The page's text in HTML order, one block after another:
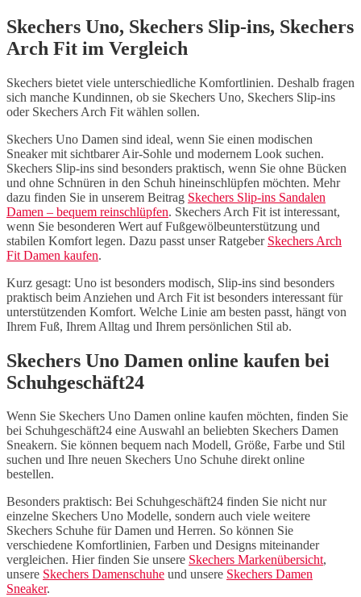
Skechers Uno, Skechers Slip-ins, Skechers
Arch Fit im Vergleich
Skechers bietet viele unterschiedliche Komfortlinien. Deshalb fragen
sich manche Kundinnen, ob sie Skechers Uno, Skechers Slip-ins
oder Skechers Arch Fit wählen sollen.
Skechers Uno Damen sind ideal, wenn Sie einen modischen
Sneaker mit sichtbarer Air-Sohle und modernem Look suchen.
Skechers Slip-ins sind besonders praktisch, wenn Sie ohne Bücken
und ohne Schnüren in den Schuh hineinschlüpfen möchten. Mehr
dazu finden Sie in unserem Beitrag Skechers Slip-ins Sandalen
Damen – bequem reinschlüpfen. Skechers Arch Fit ist interessant,
wenn Sie besonderen Wert auf Fußgewölbeunterstützung und
stabilen Komfort legen. Dazu passt unser Ratgeber Skechers Arch
Fit Damen kaufen.
Kurz gesagt: Uno ist besonders modisch, Slip-ins sind besonders
praktisch beim Anziehen und Arch Fit ist besonders interessant für
unterstützenden Komfort. Welche Linie am besten passt, hängt von
Ihrem Fuß, Ihrem Alltag und Ihrem persönlichen Stil ab.
Skechers Uno Damen online kaufen bei
Schuhgeschäft24
Wenn Sie Skechers Uno Damen online kaufen möchten, finden Sie
bei Schuhgeschäft24 eine Auswahl an beliebten Skechers Damen
Sneakern. Sie können bequem nach Modell, Größe, Farbe und Stil
suchen und Ihre neuen Skechers Uno Schuhe direkt online
bestellen.
Besonders praktisch: Bei Schuhgeschäft24 finden Sie nicht nur
einzelne Skechers Uno Modelle, sondern auch viele weitere
Skechers Schuhe für Damen und Herren. So können Sie
verschiedene Komfortlinien, Farben und Designs miteinander
vergleichen. Hier finden Sie unsere Skechers Markenübersicht,
unsere Skechers Damenschuhe und unsere Skechers Damen
Sneaker.